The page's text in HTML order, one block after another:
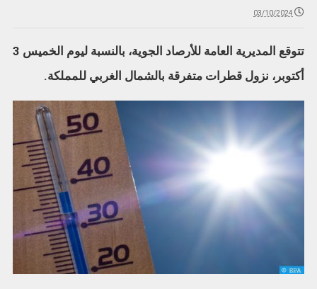
03/10/2024
تتوقع المديرية العامة للأرصاد الجوية، بالنسبة ليوم الخميس 3
أكتوبر، نزول قطرات متفرقة بالشمال الغربي للمملكة.